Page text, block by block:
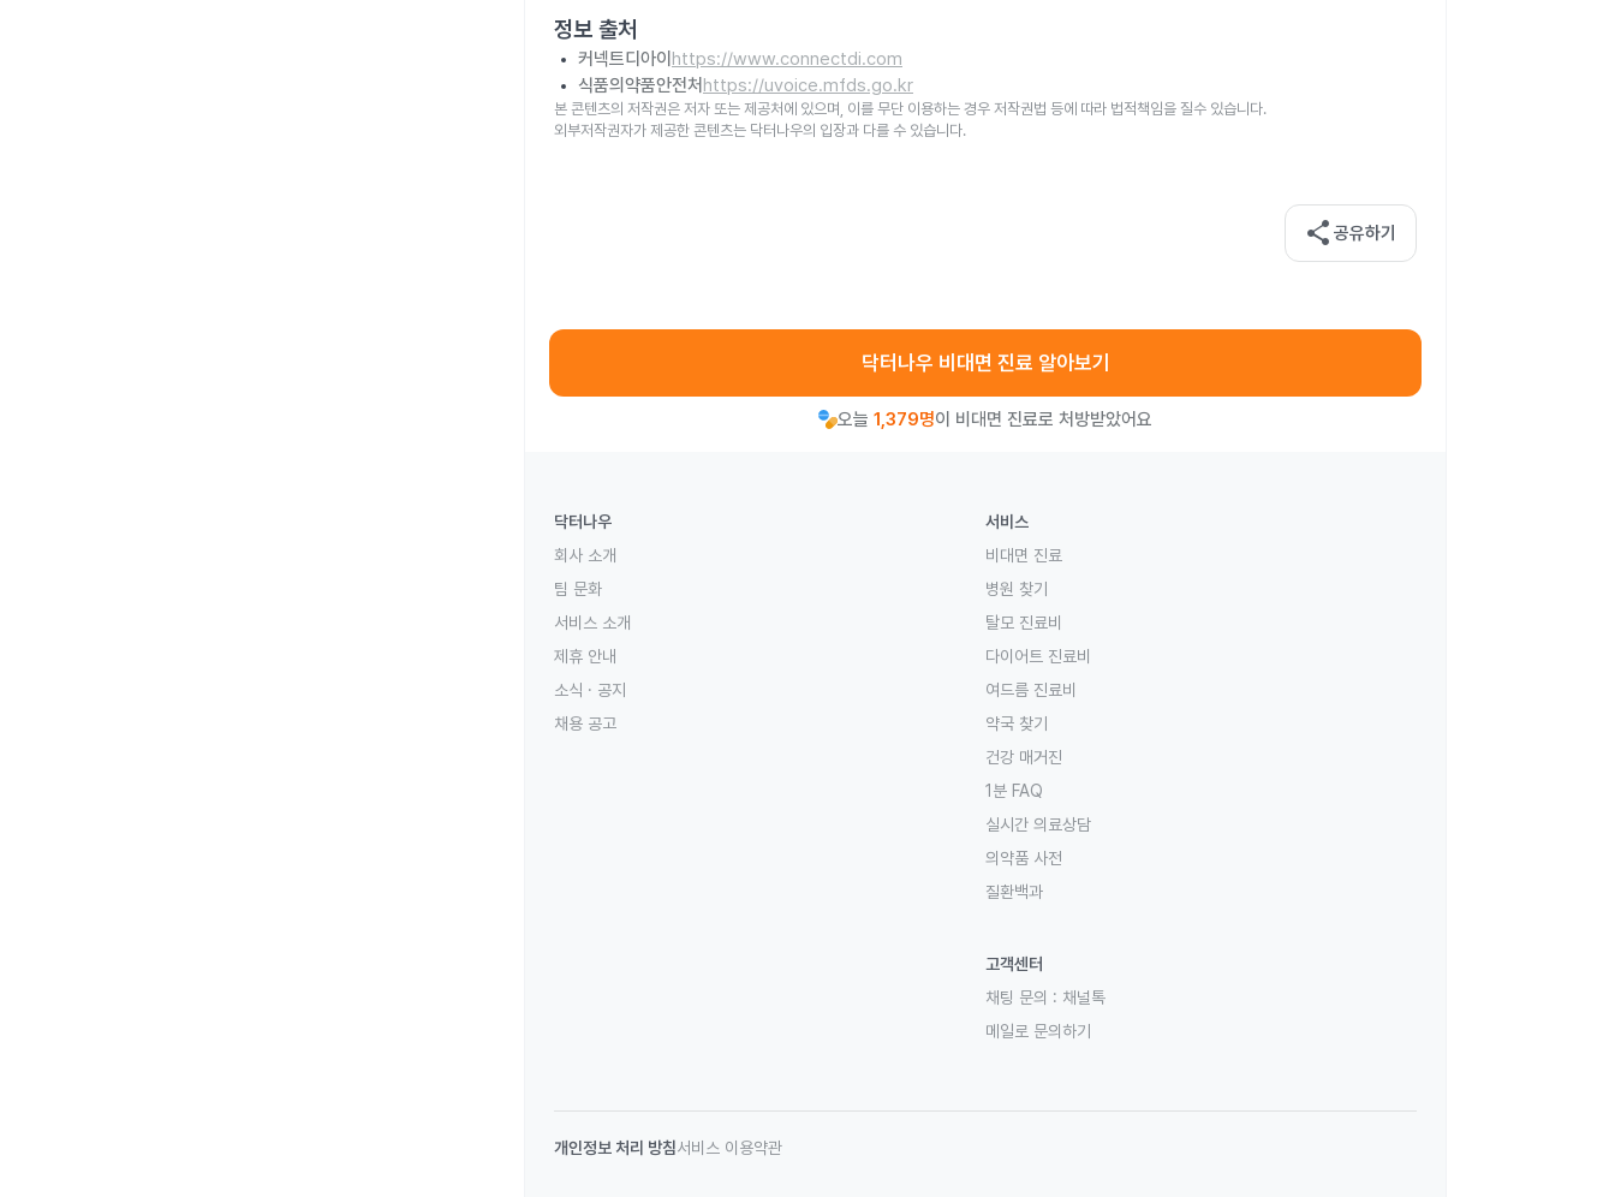
정보 출처
커넥트디아이 https://www.connectdi.com
식품의약품안전처 https://uvoice.mfds.go.kr
본 콘텐츠의 저작권은 저자 또는 제공처에 있으며, 이를 무단 이용하는 경우 저작권법 등에 따라 법적책임을 질수 있습니다.
외부저작권자가 제공한 콘텐츠는 닥터나우의 입장과 다를 수 있습니다.
share 공유하기
닥터나우 비대면 진료 알아보기
오늘 1,379명이 비대면 진료로 처방받았어요
닥터나우
회사 소개
팀 문화
서비스 소개
제휴 안내
소식 · 공지
채용 공고
서비스
비대면 진료
병원 찾기
탈모 진료비
다이어트 진료비
여드름 진료비
약국 찾기
건강 매거진
1분 FAQ
실시간 의료상담
의약품 사전
질환백과
고객센터
채팅 문의 : 채널톡
메일로 문의하기
개인정보 처리 방침서비스 이용약관